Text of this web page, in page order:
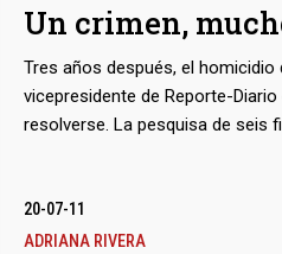
cubanas el sistema de emisión
Un crimen,
Tres años después, el homicidio
vicepresidente de Reporte-
resolverse. La pesquisa de seis
y económicas.
20-07-11
ADRIANA RIVERA